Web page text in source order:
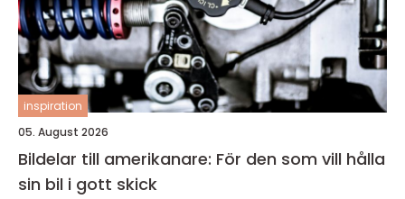
inspiration
05. August 2026
Bildelar till amerikanare: För den som vill hålla
sin bil i gott skick